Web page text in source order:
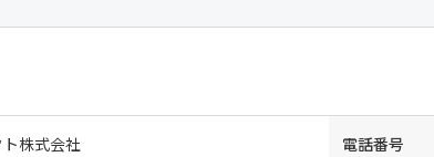
株式会社 電話番号